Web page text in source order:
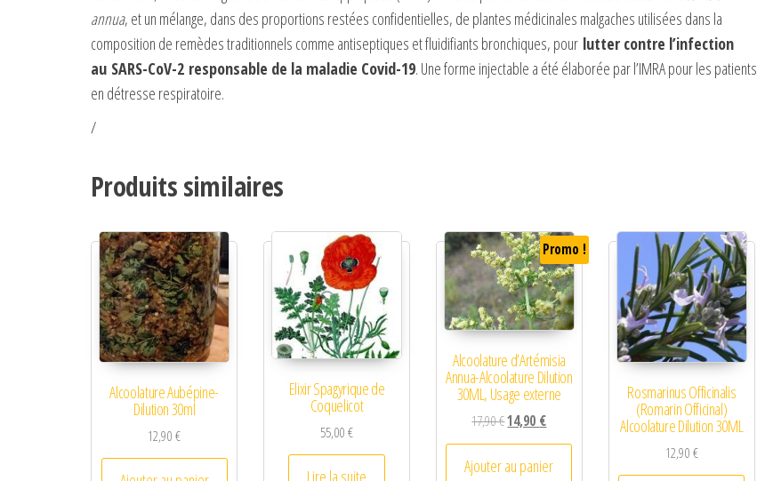
annua, et un mélange, dans des proportions restées confidentielles, de plantes médicinales malgaches utilisées dans la
composition de remèdes traditionnels comme antiseptiques et fluidifiants bronchiques, pour lutter contre l’infection
au SARS-CoV-2 responsable de la maladie Covid-19. Une forme injectable a été élaborée par l’IMRA pour les patients
en détresse respiratoire.
/
Produits similaires
Alcoolature Aubépine-
Dilution 30ml
12,90€
Elixir Spagyrique de
Coquelicot
55,00€
Promo !
Alcoolature d’Artémisia
Annua-Alcoolature Dilution
30ML, Usage externe
17,90€Le prix initial était : 17,90 €.
14,90 €Le prix actuel est : 14,90 €.
Ajouter au panier
Rosmarinus Officinalis
(Romarin Officinal)
Alcoolature Dilution 30ML
12,90€